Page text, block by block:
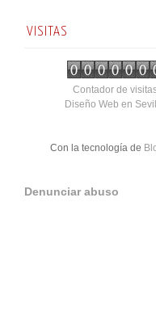
VISITAS
Contador de
Diseño Web en
Con la tecnología de
Denunciar abuso